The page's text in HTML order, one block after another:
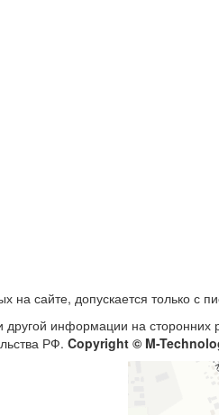
сайте, допускается только с
другой информации на
РФ. Copyright © M-